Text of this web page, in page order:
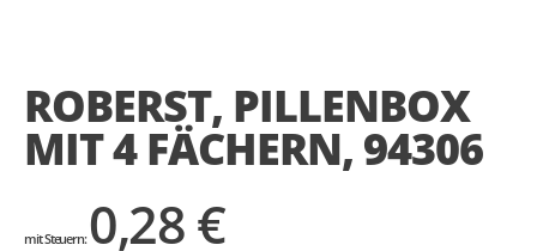
beginning
of
the
images
ROBERST, PILLENBOX
MIT 4 FÄCHERN, 94306
0,28 €